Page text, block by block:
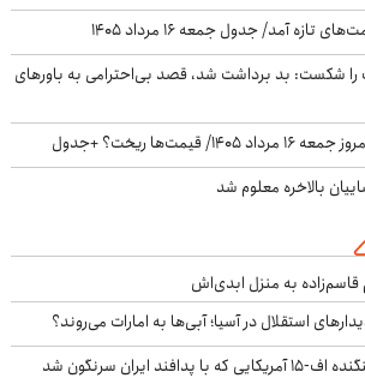
تازه آمد/ جدول جمعه ۱۶ مرداد ۱۴۰۵
شکست: بد برداشت شد، قصد بی‌احترامی به باورهای
قیمت‌ها ریخت؟ +جدول
بالاخره معلوم شد
قاسم‌زاده به منزل ابدی‌اش
استقلال در آسیا؛ آبی‌ها به امارات می‌روند؟
ایران سرنگون شد